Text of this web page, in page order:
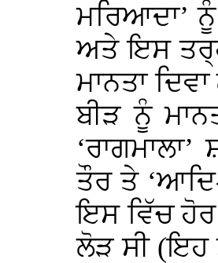
ਮਰਿਆਦਾ’
ਅਤੇ ਇਸ
ਮਾਨਤਾ
ਬੀੜ ਨੂੰ
ਤੌਰ ਤੇ
ਇਸ ਵਿੱਚ
ਲੋੜ ਸੀ (ਇਹ